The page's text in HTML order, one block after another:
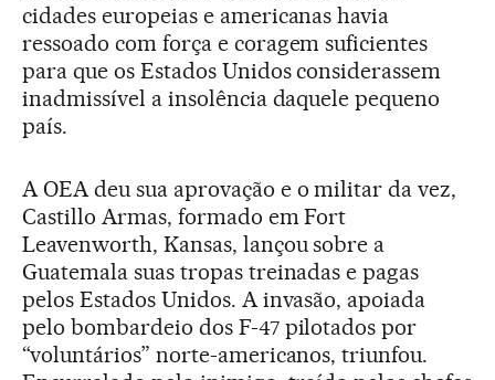
cidades europeias e americanas havia
ressoado com força e coragem suficientes
para que os Estados Unidos considerassem
inadmissível a insolência daquele pequeno
país.
A OEA deu sua aprovação e o militar da vez,
Castillo Armas, formado em Fort
Leavenworth, Kansas, lançou sobre a
Guatemala suas tropas treinadas e pagas
pelos Estados Unidos. A invasão, apoiada
pelo bombardeio dos F-47 pilotados por
“voluntários” norte-americanos, triunfou.